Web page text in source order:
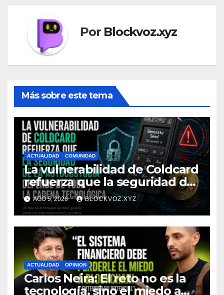
Por Blockvoz.xyz
Más sobre este tema
ACTUALIDAD COMUNIDAD
La vulnerabilidad de Coldcard
refuerza que la seguridad de
la autocustodia depende de
toda la cadena tecnológica,
afirma CoinEx Research
AGO 5, 2026 BLOCKVOZ.XYZ
ACTUALIDAD OPINION
Carlos Neira: El reto no es la
tecnología, sino el miedo a